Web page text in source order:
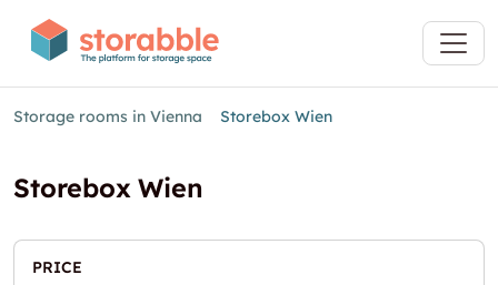
Storage rooms in Vienna Storebox Wien
Storebox Wien
PRICE